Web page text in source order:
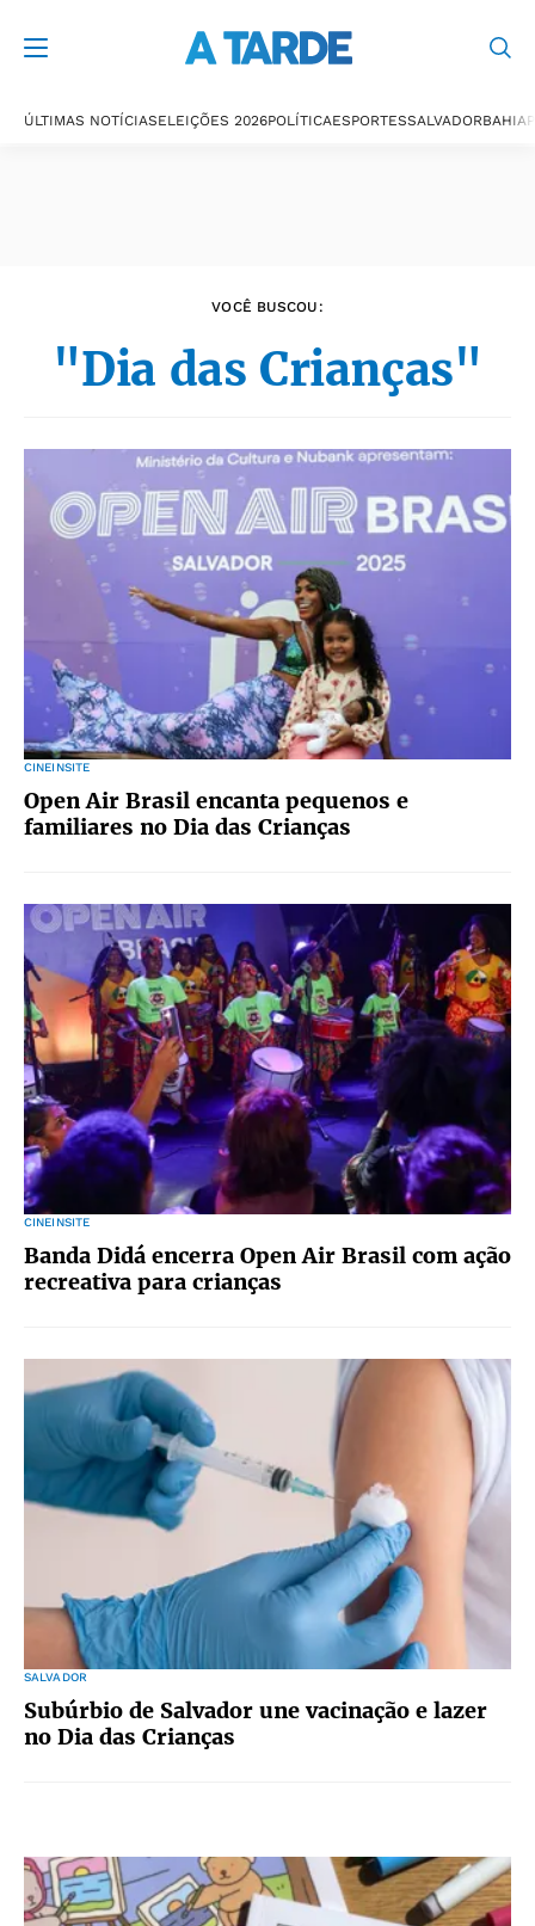
ÚLTIMAS NOTÍCIASELEIÇÕES 2026POLÍTICAESPORTESSALVADORBAHIA
VOCÊ BUSCOU:
"Dia das Crianças"
CINEINSITE
Open Air Brasil encanta pequenos e
familiares no Dia das Crianças
CINEINSITE
Banda Didá encerra Open Air Brasil com ação
recreativa para crianças
SALVADOR
Subúrbio de Salvador une vacinação e lazer
no Dia das Crianças